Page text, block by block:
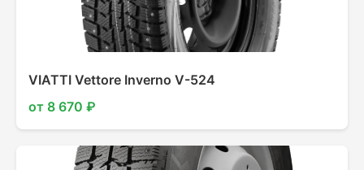
VIATTI Vettore Inverno V-524
от 8 670 ₽